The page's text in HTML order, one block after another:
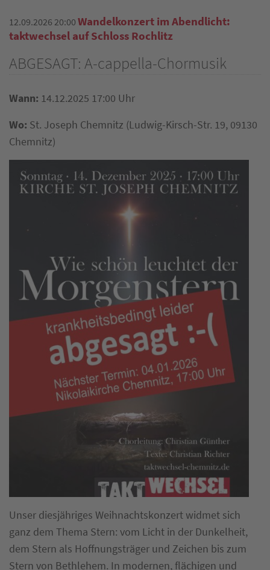
12.09.2026 20:00 Wandelkonzert im Abendlicht:
taktwechsel auf Schloss Rochlitz
ABGESAGT: A-cappella-Chormusik
Wann: 14.12.2025 17:00 Uhr
Wo: St. Joseph Chemnitz (Ludwig-Kirsch-Str. 19, 09130
Chemnitz)
Unser diesjähriges Weihnachtskonzert widmet sich
ganz dem Thema Stern: vom Licht in der Dunkelheit,
dem Stern als Hoffnungsträger und Zeichen bis zum
Stern von Bethlehem. In modernen, flächigen und